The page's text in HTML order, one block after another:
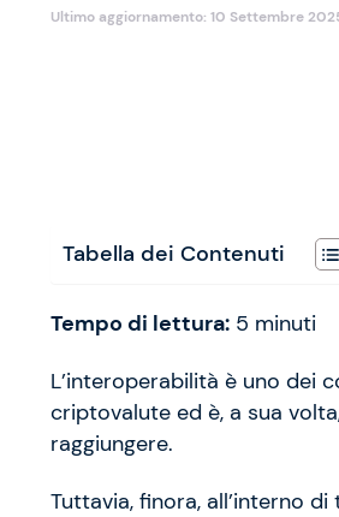
Ultimo aggiornamento: 10 Settembre
Tabella dei Contenuti
Tempo di lettura: 5 minuti
L’interoperabilità è uno dei
criptovalute ed è, a sua
raggiungere.
Tuttavia, finora, all’interno